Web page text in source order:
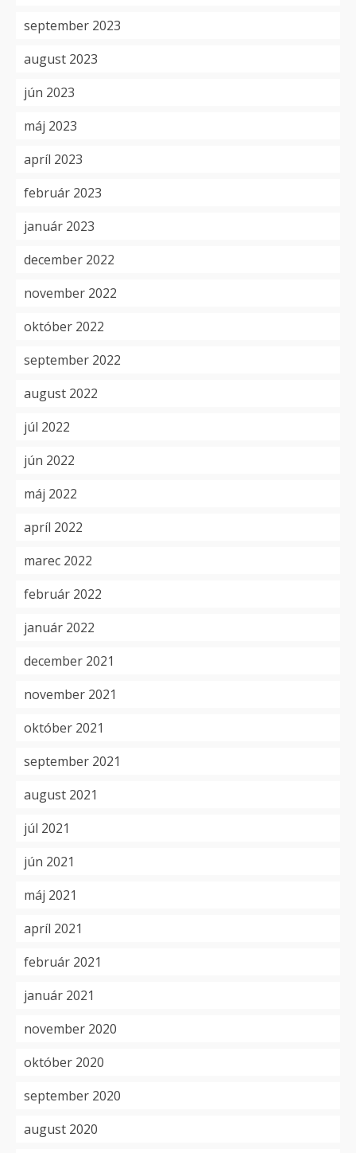
september 2023
august 2023
jún 2023
máj 2023
apríl 2023
február 2023
január 2023
december 2022
november 2022
október 2022
september 2022
august 2022
júl 2022
jún 2022
máj 2022
apríl 2022
marec 2022
február 2022
január 2022
december 2021
november 2021
október 2021
september 2021
august 2021
júl 2021
jún 2021
máj 2021
apríl 2021
február 2021
január 2021
november 2020
október 2020
september 2020
august 2020